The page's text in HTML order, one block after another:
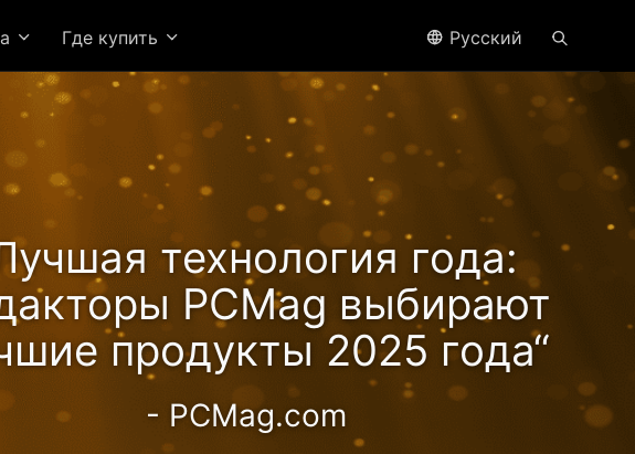
Где купить Pусский
технология года:
PCMag выбирают
продукты 2025 года“
- PCMag.com